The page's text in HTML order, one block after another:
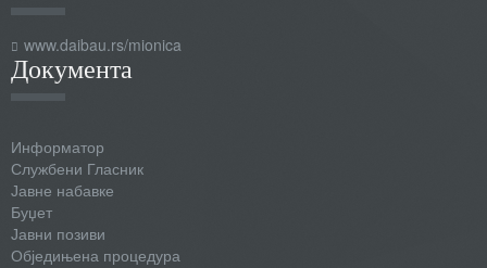
www.daibau.rs/mionica
Документа
Информатор
Службени Гласник
Јавне набавке
Буџет
Јавни позиви
Обједињена процедура